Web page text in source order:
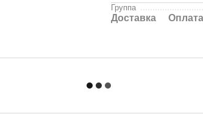
Группа
Доставка Оплата